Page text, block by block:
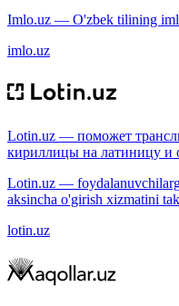
Imlo.uz — O'zbek tilining
imlo.uz
Lotin.uz — поможет
кириллицы на латиницу и
Lotin.uz —
aksincha o'girish xizmatini
lotin.uz